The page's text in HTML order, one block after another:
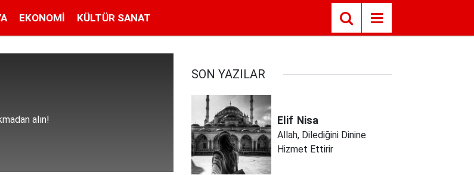
EKONOMI KÜLTÜR SANAT
alın!
SON YAZILAR
Elif Nisa
Allah, Dilediğini Dinine
Hizmet Ettirir